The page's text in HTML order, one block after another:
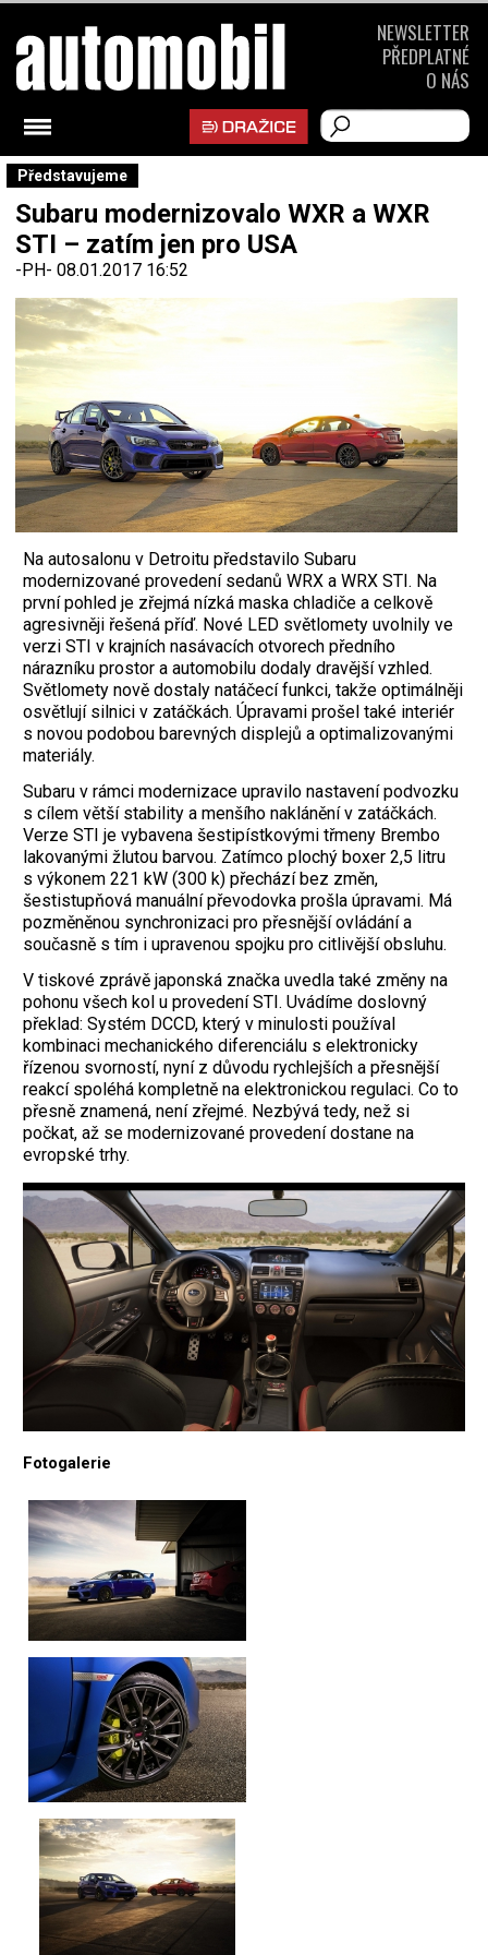
Představujeme
Subaru modernizovalo WXR a WXR
STI – zatím jen pro USA
-PH- 08.01.2017 16:52
Na autosalonu v Detroitu představilo Subaru
modernizované provedení sedanů WRX a WRX STI. Na
první pohled je zřejmá nízká maska chladiče a celkově
agresivněji řešená příď. Nové LED světlomety uvolnily ve
verzi STI v krajních nasávacích otvorech předního
nárazníku prostor a automobilu dodaly dravější vzhled.
Světlomety nově dostaly natáčecí funkci, takže optimálněji
osvětlují silnici v zatáčkách. Úpravami prošel také interiér
s novou podobou barevných displejů a optimalizovanými
materiály.
Subaru v rámci modernizace upravilo nastavení podvozku
s cílem větší stability a menšího naklánění v zatáčkách.
Verze STI je vybavena šestipístkovými třmeny Brembo
lakovanými žlutou barvou. Zatímco plochý boxer 2,5 litru
s výkonem 221 kW (300 k) přechází bez změn,
šestistupňová manuální převodovka prošla úpravami. Má
pozměněnou synchronizaci pro přesnější ovládání a
současně s tím i upravenou spojku pro citlivější obsluhu.
V tiskové zprávě japonská značka uvedla také změny na
pohonu všech kol u provedení STI. Uvádíme doslovný
překlad: Systém DCCD, který v minulosti používal
kombinaci mechanického diferenciálu s elektronicky
řízenou svorností, nyní z důvodu rychlejších a přesnější
reakcí spoléhá kompletně na elektronickou regulaci. Co to
přesně znamená, není zřejmé. Nezbývá tedy, než si
počkat, až se modernizované provedení dostane na
evropské trhy.
Fotogalerie
NEWSLETTER
PŘEDPLATNÉ
O NÁS